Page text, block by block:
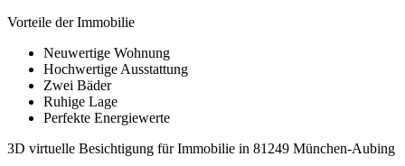
Vorteile der Immobilie
Neuwertige Wohnung
Hochwertige Ausstattung
Zwei Bäder
Ruhige Lage
Perfekte Energiewerte
3D virtuelle Besichtigung für Immobilie in 81249 München-Aubing